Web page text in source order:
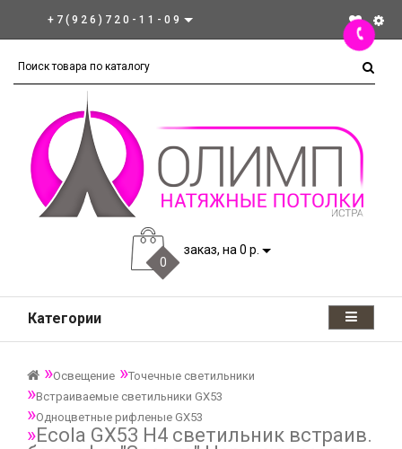
+7(926)720-11-09
0
заказ, на 0 р.
Категории
Освещение
Точечные светильники
Встраиваемые светильники GX53
Одноцветные рифленые GX53
Ecola GX53 H4 светильник встраив.